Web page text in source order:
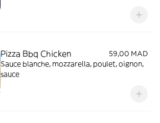
Pizza Bbq Chicken
59,00 MAD
Sauce blanche, mozzarella, poulet, oignon,
sauce